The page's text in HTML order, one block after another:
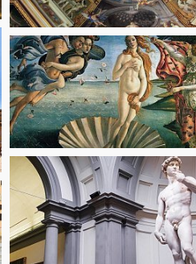
starting from
22.96
starting from
€ 40.50